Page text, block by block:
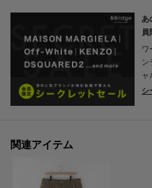
■コーディネイト
Tシャツやリネンシャツと合わせて
スニーカーやサンダルを合わせれば
成します。
あ
員
ワ
ン
ャ
シ
関連アイテム